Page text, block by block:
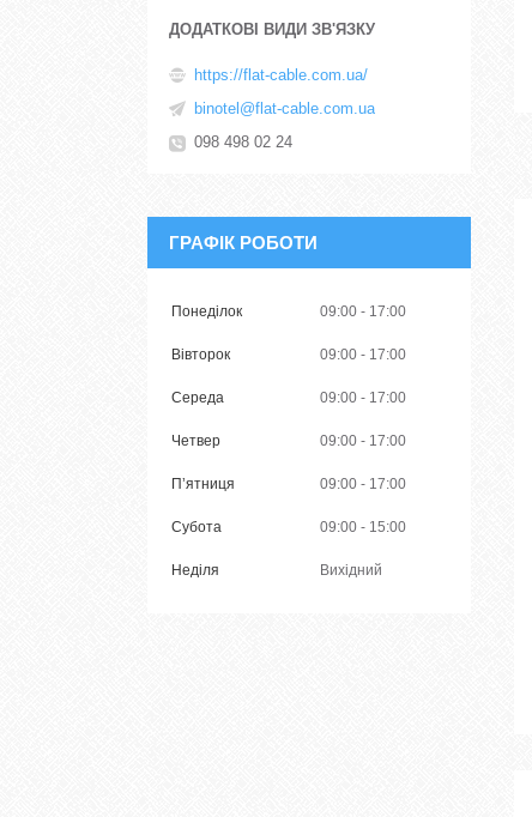
https://flat-cable.com.ua/
binotel@flat-cable.com.ua
098 498 02 24
ГРАФІК РОБОТИ
Понеділок 09:00 17:00
Вівторок 09:00 17:00
Середа 09:00 17:00
Четвер 09:00 17:00
Пʼятниця 09:00 17:00
Субота 09:00 15:00
Неділя Вихідний